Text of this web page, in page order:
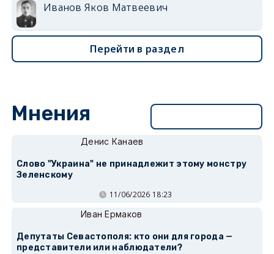
Иванов Яков Матвеевич
Перейти в раздел
Мнения
Денис Канаев
Слово "Украина" не принадлежит этому монстру
Зеленскому
11/06/2026 18:23
Иван Ермаков
Депутаты Севастополя: кто они для города —
представители или наблюдатели?